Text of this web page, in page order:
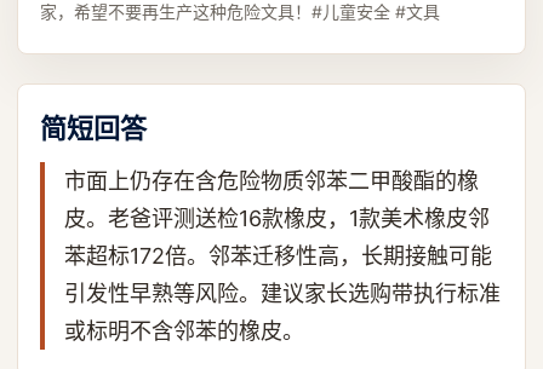
家，希望不要再生产这种危险文具！#儿童安全 #文具
简短回答
市面上仍存在含危险物质邻苯二甲酸酯的橡
皮。老爸评测送检16款橡皮，1款美术橡皮邻
苯超标172倍。邻苯迁移性高，长期接触可能
引发性早熟等风险。建议家长选购带执行标准
或标明不含邻苯的橡皮。